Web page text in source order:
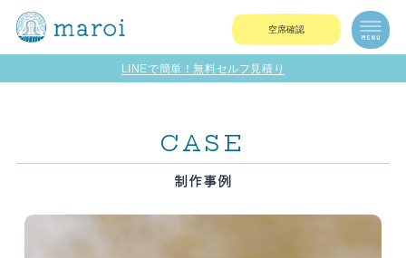
空席確認
LINEで簡単！無料セルフ見積り
CASE
制作事例